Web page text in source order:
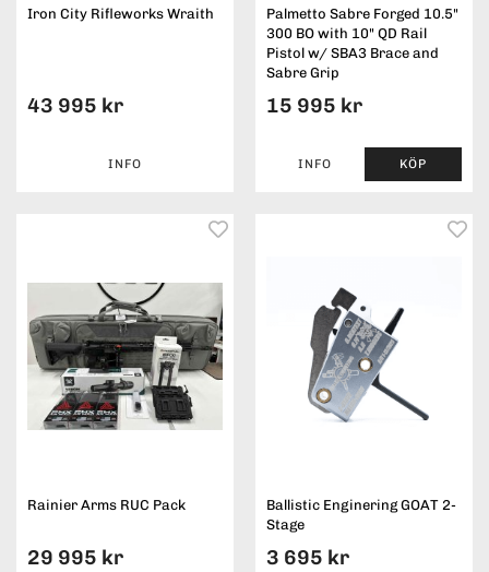
Iron City Rifleworks Wraith
43 995 kr
INFO
Palmetto Sabre Forged 10.5"
300 BO with 10" QD Rail
Pistol w/ SBA3 Brace and
Sabre Grip
15 995 kr
INFO KÖP
Rainier Arms RUC Pack
29 995 kr
Ballistic Enginering GOAT 2-
Stage
3 695 kr